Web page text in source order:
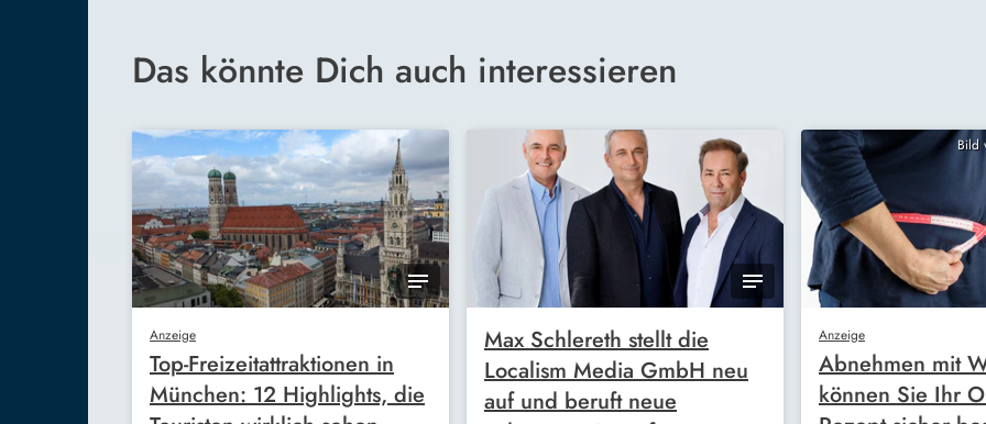
Das könnte Dich auch interessieren
Anzeige
Top-Freizeitattraktionen in
München: 12 Highlights, die
Max Schlereth stellt die
Localism Media GmbH neu
auf und beruft neue
Bild
Anzeige
Abnehmen mit
können Sie Ihr